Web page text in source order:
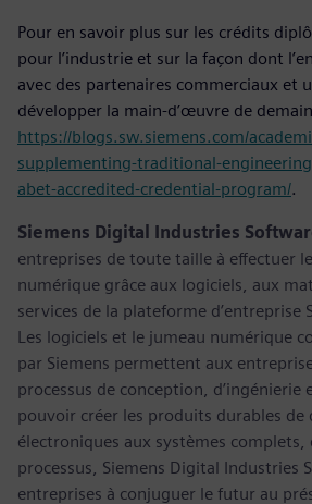
Pour en savoir plus sur les crédits
pour l’industrie et sur la façon dont
avec des partenaires commerciaux et
développer la main-d’œuvre de
https://blogs.sw.siemens.com/
supplementing-traditional-
abet-accredited-credential-program/.
Siemens Digital Industries
entreprises de toute taille à effectuer
numérique grâce aux logiciels, aux
services de la plateforme d’entreprise
Les logiciels et le jumeau numérique
par Siemens permettent aux
processus de conception,
pouvoir créer les produits durables de
électroniques aux systèmes complets,
processus, Siemens Digital Industries
entreprises à conjuguer le futur au